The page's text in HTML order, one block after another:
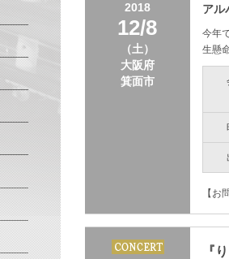
2018
12/8
（土）
大阪府
箕面市
アル
今年
生懸
【
『